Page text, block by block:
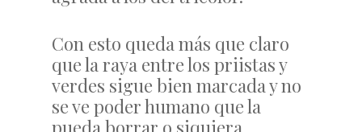
Con esto queda más que claro
que la raya entre los priistas y
verdes sigue bien marcada y no
se ve poder humano que la
pueda borrar o siquiera